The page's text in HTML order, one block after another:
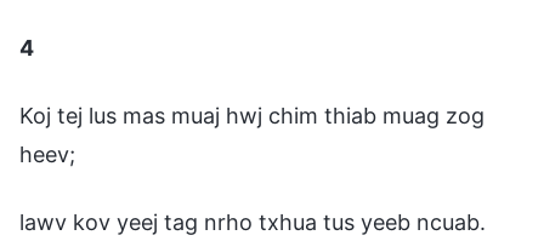
4
Koj tej lus mas muaj hwj chim thiab muag zog
heev;
lawv kov yeej tag nrho txhua tus yeeb ncuab.